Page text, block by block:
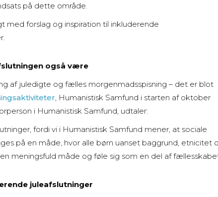
på dette område.
med forslag og inspiration til inkluderende
også være
af juledigte og fælles morgenmadsspisning – det er blot
, Humanistisk Samfund i starten af oktober
i Humanistisk Samfund, udtaler:
fordi vi i Humanistisk Samfund mener, at sociale
på en måde, hvor alle børn uanset baggrund, etnicitet
meningsfuld måde og føle sig som en del af
juleafslutninger